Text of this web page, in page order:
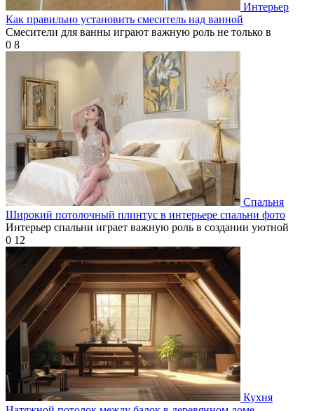
Интерьер
Как правильно установить смеситель над ванной
Смесители для ванны играют важную роль не только в
0 8
Спальня
Широкий потолочный плинтус в интерьере спальни фото
Интерьер спальни играет важную роль в создании уютной
0 12
Кухня